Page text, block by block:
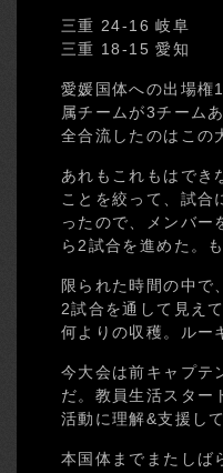
三重 24-16 岐阜
三重 18-15 愛知
愛媛国体への出場権
属チームが3チーム
全合流したのはこの
あれもこれもはでき
ことを絞って、試合
ったので、メンバー
ら2試合を進めた。
限られた時間の中で
2試合を通して見え
何よりの収穫。ルー
今大会は前キャプテ
だ。教員生活スター
活動に理解&支援し
本国体までまたしば